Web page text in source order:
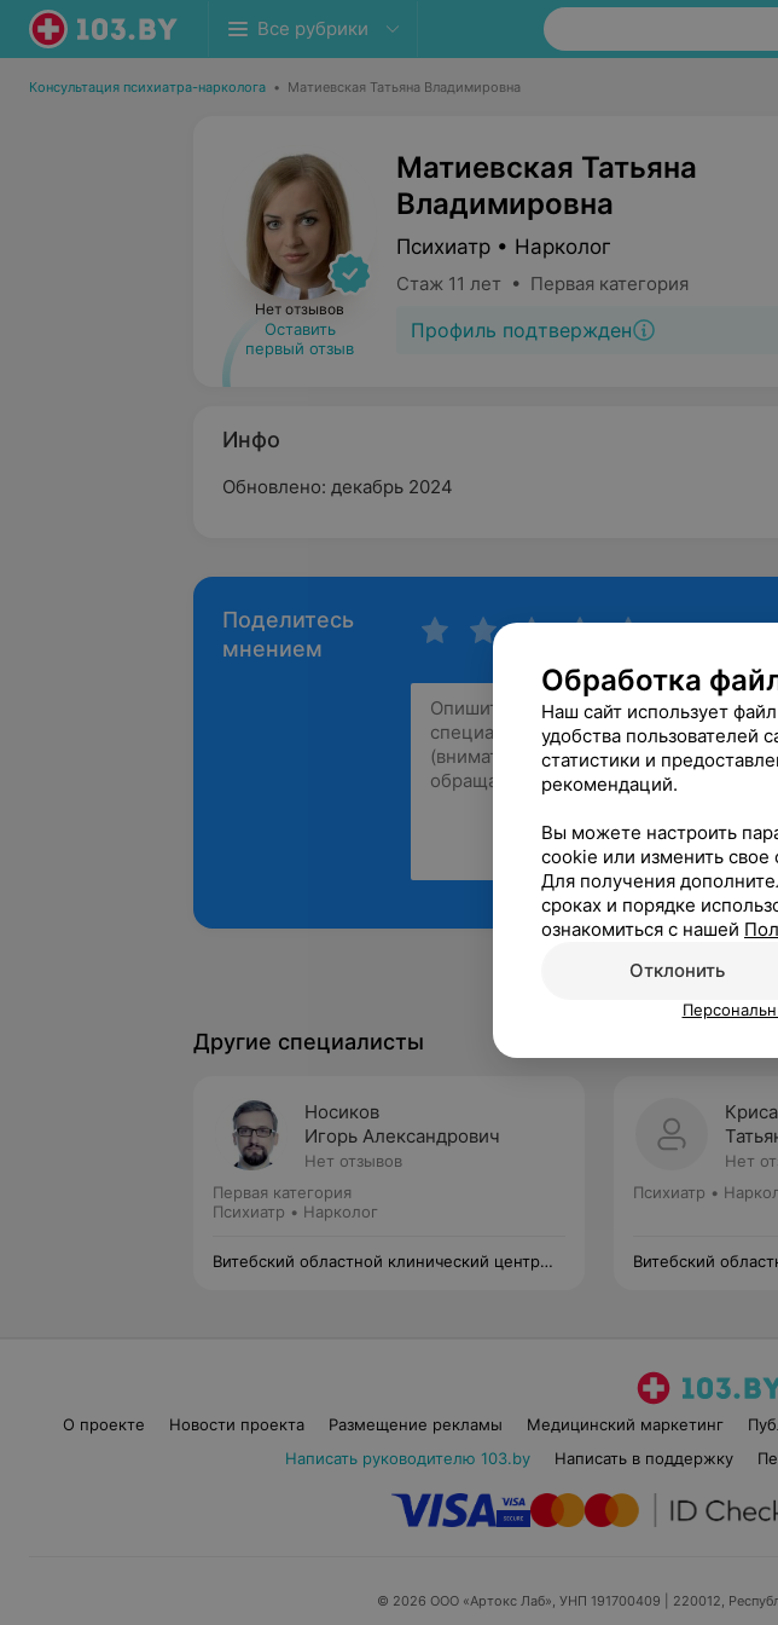
Все рубрики
Консультация психиатра-нарколога • Матиевская Татьяна Владимировна
Нет отзывов
Оставить
первый отзыв
Матиевская Татьяна
Владимировна
Психиатр • Нарколог
Стаж 11 лет • Первая категория
Профиль подтвержден
Инфо
Обновлено: декабрь 2024
Поделитесь
мнением
Другие специалисты
Носиков
Игорь Александрович
Нет отзывов
Первая категория
Психиатр • Нарколог
Витебский областной клинический центр
Нет
Психиатр •
Витебский
О проекте Новости проекта Размещение рекламы Медицинский маркетинг
Написать руководителю 103.by
Написать в поддержку
© 2026 ООО «Артокс Лаб», УНП 191700409 | 220012,
Обработка
Наш сайт использует
удобства пользователей
статистики и
рекомендаций.
Вы можете настроить
cookie или изменить свое
Для получения
сроках и порядке
ознакомиться с нашей
Отклонить